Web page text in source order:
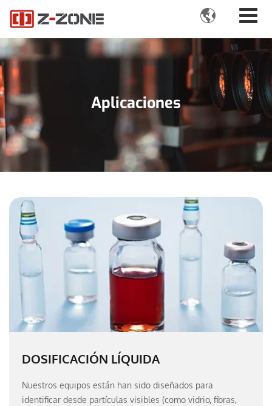

Aplicaciones
DOSIFICACIÓN LÍQUIDA
Nuestros equipos están han sido diseñados para
identificar desde partículas visibles (como vidrio, fibras,